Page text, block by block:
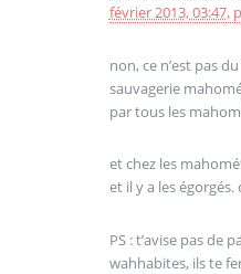
février 2013, 03:47,
non, ce n’est pas du
sauvagerie
par tous les
et chez les
et il y a les égorgés.
PS : t’avise pas de
wahhabites, ils te